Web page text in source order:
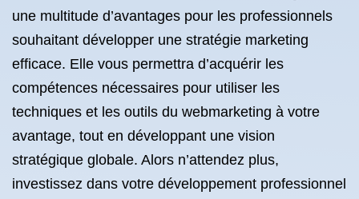
une multitude d’avantages pour les professionnels
souhaitant développer une stratégie marketing
efficace. Elle vous permettra d’acquérir les
compétences nécessaires pour utiliser les
techniques et les outils du webmarketing à votre
avantage, tout en développant une vision
stratégique globale. Alors n’attendez plus,
investissez dans votre développement professionnel